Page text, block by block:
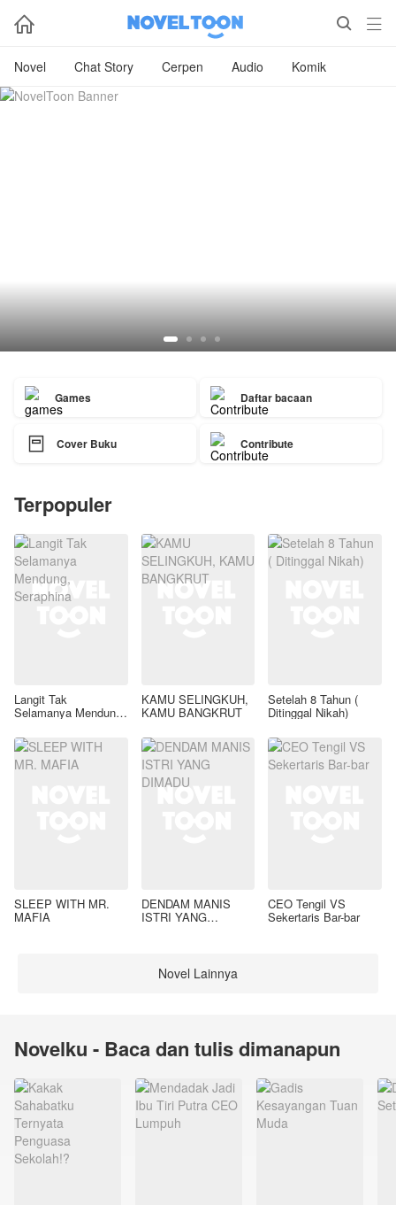
  
Novel Chat Story Cerpen Audio Komik
Games Daftar bacaan
 Cover Buku Contribute
Terpopuler
Langit Tak
Selamanya Mendung,
KAMU SELINGKUH,
KAMU BANGKRUT
Setelah 8 Tahun (
Ditinggal Nikah)
SLEEP WITH MR.
MAFIA
DENDAM MANIS
ISTRI YANG
CEO Tengil VS
Sekertaris Bar-bar
Novel Lainnya
Novelku - Baca dan tulis dimanapun